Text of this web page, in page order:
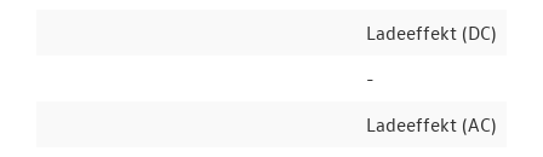
Ladeeffekt (DC)
-
Ladeeffekt (AC)